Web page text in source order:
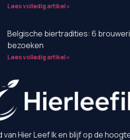
Lees volledig artikel »
Belgische biertradities: 6
bezoeken
Lees volledig artikel »
van Hier Leef Ik en blijf op de